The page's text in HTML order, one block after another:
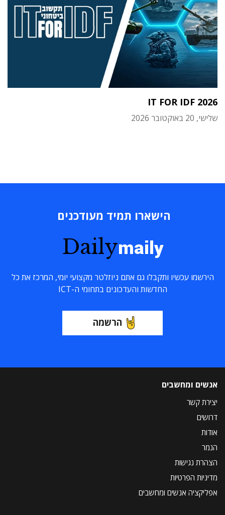
IT FOR IDF 2026
שלישי, 20 באוקטובר 2026
הישארו תמיד מעודכנים
Dailymaily
הירשמו עכשיו ותקבלו גם אתם ניוזלטר מקצועי יומי, המרכז את כל
החדשות והעדכונים בתחומי ה-ICT
הרשמה
אנשים ומחשבים
יצירת קשר
דרושים
אודות
הנמר
הצהרת נגישות
מדיניות הפרטיות
אפליקציה אנשים ומחשבים